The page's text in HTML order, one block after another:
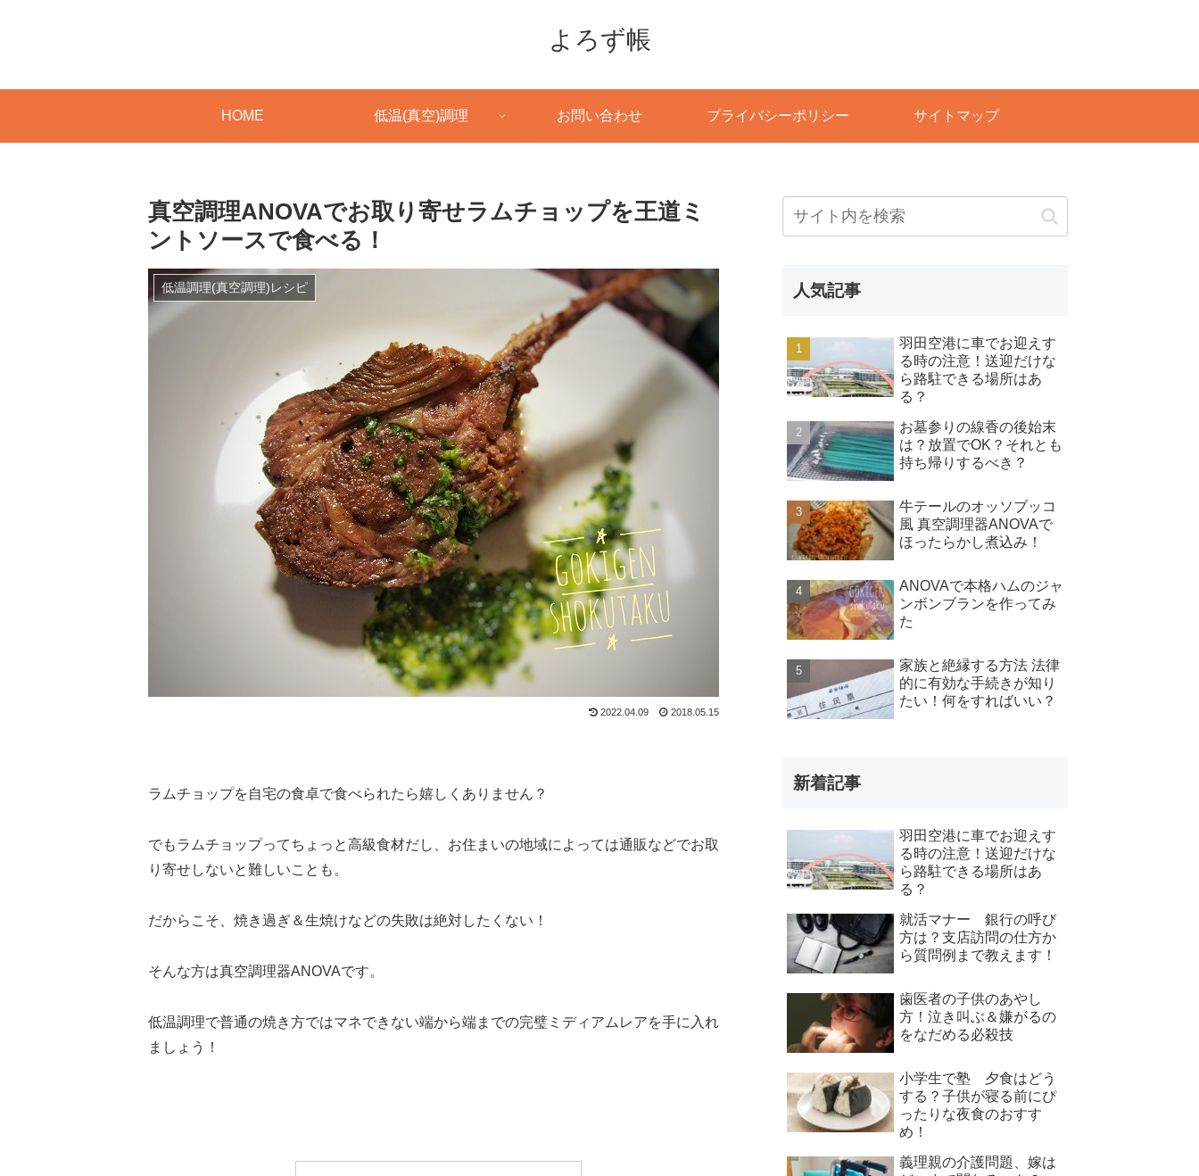
よろず帳
HOME 低温(真空)調理 お問い合わせ プライバシーポリシー サイトマップ
真空調理ANOVAでお取り寄せラムチョップを王道ミ
ントソースで食べる！
低温調理(真空調理)レシピ
2022.04.09 2018.05.15
ラムチョップを自宅の食卓で食べられたら嬉しくありません？
でもラムチョップってちょっと高級食材だし、お住まいの地域によっては通販などでお取
り寄せしないと難しいことも。
だからこそ、焼き過ぎ＆生焼けなどの失敗は絶対したくない！
そんな方は真空調理器ANOVAです。
低温調理で普通の焼き方ではマネできない端から端までの完璧ミディアムレアを手に入れ
ましょう！
人気記事
羽田空港に車でお迎えす
る時の注意！送迎だけな
ら路駐できる場所はあ
る？
お墓参りの線香の後始末
は？放置でOK？それとも
持ち帰りするべき？
牛テールのオッソブッコ
風 真空調理器ANOVAで
ほったらかし煮込み！
ANOVAで本格ハムのジャ
ンボンブランを作ってみ
た
家族と絶縁する方法 法律
的に有効な手続きが知り
たい！何をすればいい？
新着記事
羽田空港に車でお迎えす
る時の注意！送迎だけな
ら路駐できる場所はあ
る？
就活マナー 銀行の呼び
方は？支店訪問の仕方か
ら質問例まで教えます！
歯医者の子供のあやし
方！泣き叫ぶ＆嫌がるの
をなだめる必殺技
小学生で塾 夕食はどう
する？子供が寝る前にぴ
ったりな夜食のおすす
め！
義理親の介護問題、嫁は